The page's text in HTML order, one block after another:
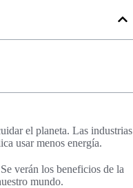
el planeta. Las industrias
usar menos energía.
verán los beneficios de la
mundo.